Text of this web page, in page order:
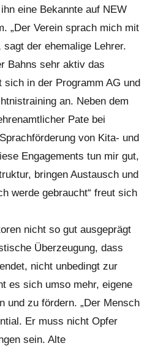
eine Bekannte auf NEW
„Der Verein sprach mich mit
sagt der ehemalige Lehrer.
Bahns sehr aktiv das
in der Programm AG und
an. Neben dem
Pate bei
von Kita- und
Engagements tun mir gut,
bringen Austausch und
werde gebraucht“ freut sich
nicht so gut ausgeprägt
Überzeugung, dass
nicht unbedingt zur
es sich umso mehr, eigene
und zu fördern. „Der Mensch
Er muss nicht Opfer
sein. Alte